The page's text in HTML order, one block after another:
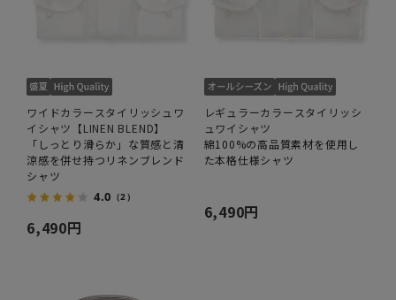
ワイドカラースタイリッシュワ
イシャツ【LINEN BLEND】
「しっとり滑らか」な質感と清
涼感を併せ持つリネンブレンド
シャツ
4.0 （2）
6,490円
レギュラーカラースタイリッシ
ュワイシャツ
綿100%の高品質素材を使用し
た本格仕様シャツ
6,490円